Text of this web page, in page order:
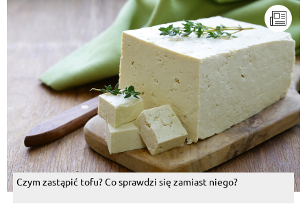
Czym zastąpić tofu? Co sprawdzi się zamiast niego?